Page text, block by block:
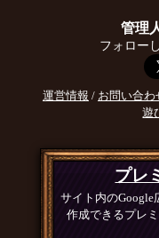
管理
フォロー
運営情報 / お問い合わ
遊
プレ
サイト内のGoogle
作成できるプレ